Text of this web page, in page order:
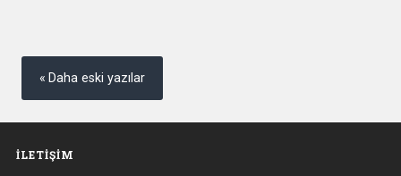
Yazı
gezinmesi
Daha eski yazılar
İLETIŞIM